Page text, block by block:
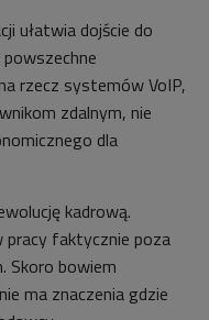
ułatwia dojście do
rzecz systemów VoIP,
zdalnym, nie
dla
kadrową.
pracy faktycznie poza
Skoro bowiem
ma znaczenia gdzie